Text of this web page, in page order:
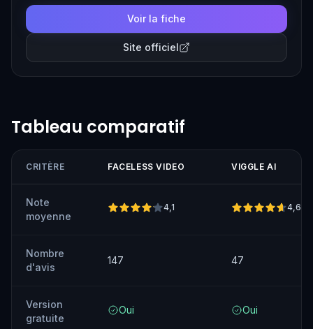
Voir la fiche
Site officiel
Tableau comparatif
CRITÈRE FACELESS VIDEO VIGGLE AI
Note
moyenne
4,1 4,6
Nombre
d'avis
147 47
Version
gratuite
Oui Oui